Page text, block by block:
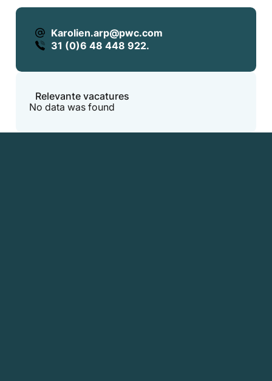
Karolien.arp@pwc.com
31 (0)6 48 448 922.
Relevante vacatures
No data was found